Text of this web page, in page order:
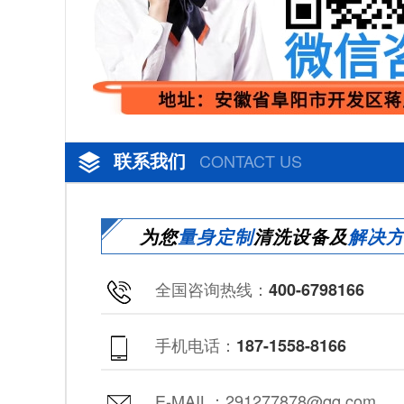
联系我们 CONTACT US
为您量身定制清洗设备及解决
全国咨询热线： 400-6798166
手机电话： 187-1558-8166